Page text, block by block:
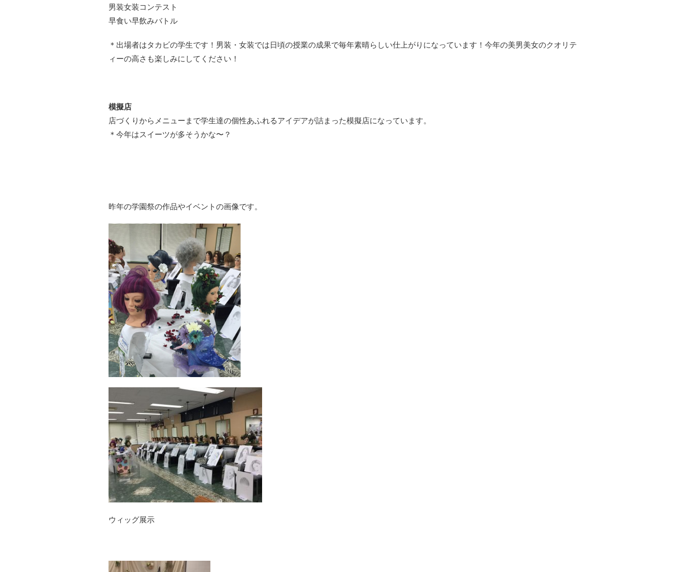
男装女装コンテスト
早食い早飲みバトル
＊出場者はタカビの学生です！男装・女装では日頃の授業の成果で毎年素晴らしい仕上がりになっています！今年の美男美女のクオリテ
ィーの高さも楽しみにしてください！
模擬店
店づくりからメニューまで学生達の個性あふれるアイデアが詰まった模擬店になっています。
＊今年はスイーツが多そうかな〜？
昨年の学園祭の作品やイベントの画像です。
ウィッグ展示